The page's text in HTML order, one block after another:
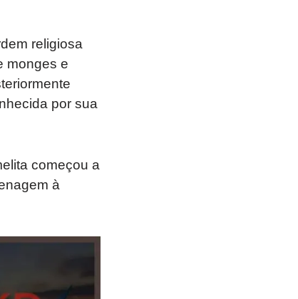
religiosa
monges e
por sua
começou a
à